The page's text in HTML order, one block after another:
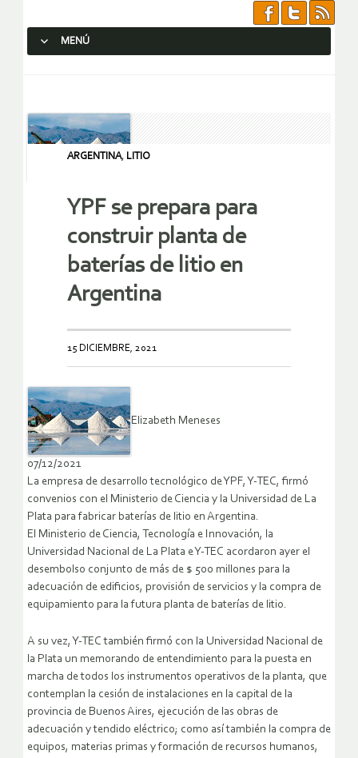
MENÚ
ARGENTINA, LITIO
YPF se prepara para
construir planta de
baterías de litio en
Argentina
15 DICIEMBRE, 2021
Elizabeth Meneses
07/12/2021
La empresa de desarrollo tecnológico de YPF, Y-TEC, firmó
convenios con el Ministerio de Ciencia y la Universidad de La
Plata para fabricar baterías de litio en Argentina.
El Ministerio de Ciencia, Tecnología e Innovación, la
Universidad Nacional de La Plata e Y-TEC acordaron ayer el
desembolso conjunto de más de $ 500 millones para la
adecuación de edificios, provisión de servicios y la compra de
equipamiento para la futura planta de baterías de litio.
A su vez, Y-TEC también firmó con la Universidad Nacional de
la Plata un memorando de entendimiento para la puesta en
marcha de todos los instrumentos operativos de la planta, que
contemplan la cesión de instalaciones en la capital de la
provincia de Buenos Aires, ejecución de las obras de
adecuación y tendido eléctrico; como así también la compra de
equipos, materias primas y formación de recursos humanos,